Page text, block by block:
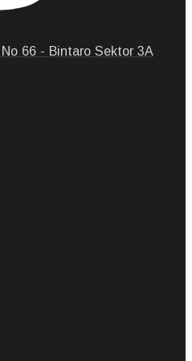
66 - Bintaro Sektor 3A